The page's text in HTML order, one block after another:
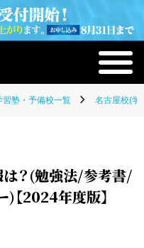
習塾・予備校一覧 名古屋校(学
？(勉強法/参考書/
【2024年度版】